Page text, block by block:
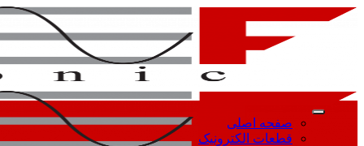
Skip
صفحه اصلی
قطعات الکترونیک